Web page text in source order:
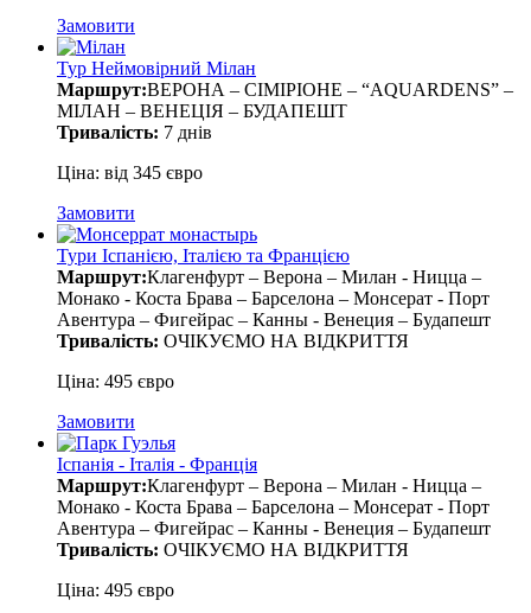
Замовити
Тур Неймовірний Мілан
Маршрут:ВЕРОНА – СІМІРІОНЕ – “AQUARDENS” –
МІЛАН – ВЕНЕЦІЯ – БУДАПЕШТ
Тривалість: 7 днів
Ціна: від 345 євро
Замовити
Тури Іспанією, Італією та Францією
Маршрут:Клагенфурт – Верона – Милан - Ницца –
Монако - Коста Брава – Барселона – Монсерат - Порт
Авентура – Фигейрас – Канны - Венеция – Будапешт
Тривалість: ОЧІКУЄМО НА ВІДКРИТТЯ
Ціна: 495 євро
Замовити
Іспанія - Італія - Франція
Маршрут:Клагенфурт – Верона – Милан - Ницца –
Монако - Коста Брава – Барселона – Монсерат - Порт
Авентура – Фигейрас – Канны - Венеция – Будапешт
Тривалість: ОЧІКУЄМО НА ВІДКРИТТЯ
Ціна: 495 євро